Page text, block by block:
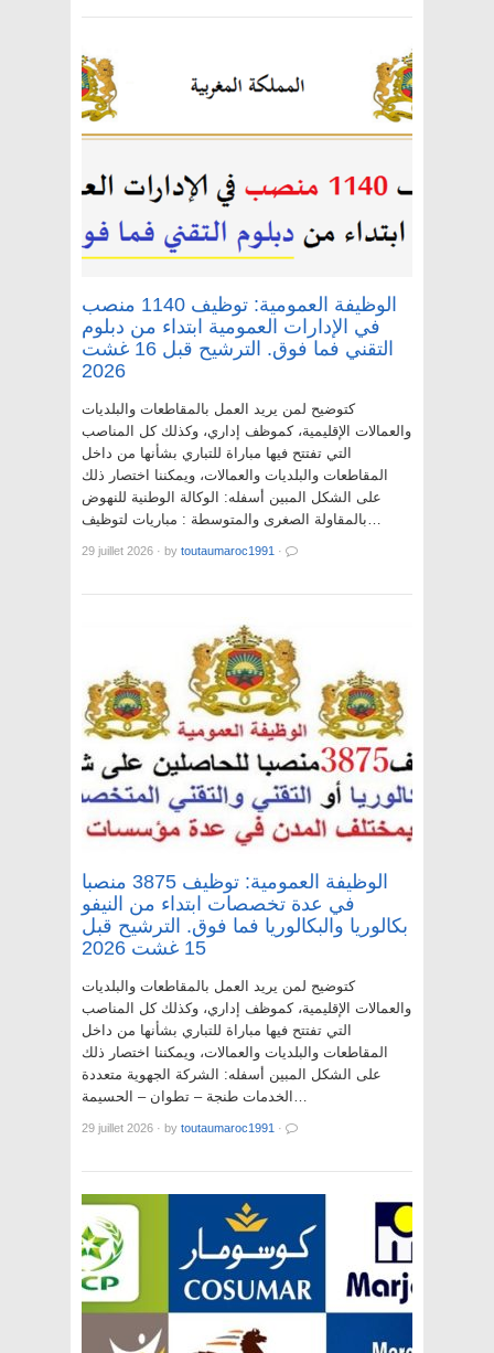
الوظيفة العمومية: توظيف 1140 منصب
في الإدارات العمومية ابتداء من دبلوم
التقني فما فوق. الترشيح قبل 16 غشت
2026
كتوضيح لمن يريد العمل بالمقاطعات والبلديات
والعمالات الإقليمية، كموظف إداري، وكذلك كل المناصب
التي تفتتح فيها مباراة للتباري بشأنها من داخل
المقاطعات والبلديات والعمالات، ويمكننا اختصار ذلك
على الشكل المبين أسفله: الوكالة الوطنية للنهوض
بالمقاولة الصغرى والمتوسطة : مباريات لتوظيف…
29 juillet 2026 · by toutaumaroc1991 ·
الوظيفة العمومية: توظيف 3875 منصبا
في عدة تخصصات ابتداء من النيفو
بكالوريا والبكالوريا فما فوق. الترشيح قبل
15 غشت 2026
كتوضيح لمن يريد العمل بالمقاطعات والبلديات
والعمالات الإقليمية، كموظف إداري، وكذلك كل المناصب
التي تفتتح فيها مباراة للتباري بشأنها من داخل
المقاطعات والبلديات والعمالات، ويمكننا اختصار ذلك
على الشكل المبين أسفله: الشركة الجهوية متعددة
الخدمات طنجة – تطوان – الحسيمة…
29 juillet 2026 · by toutaumaroc1991 ·